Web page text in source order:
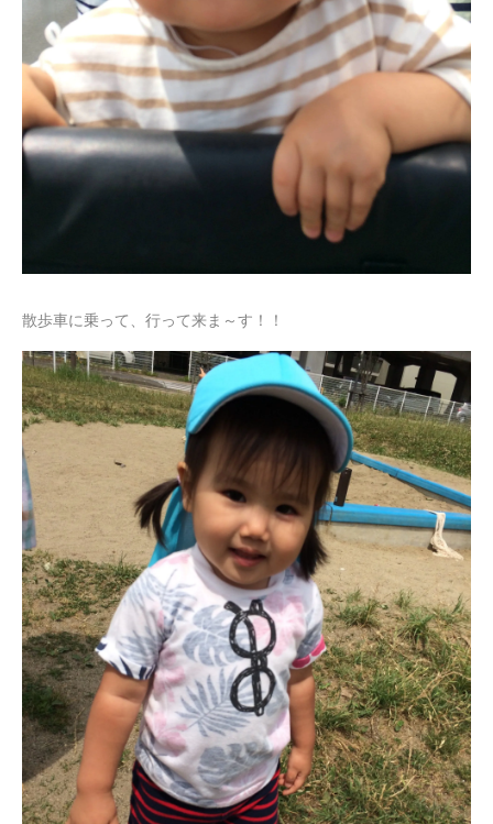
散歩車に乗って、行って来ま～す！！